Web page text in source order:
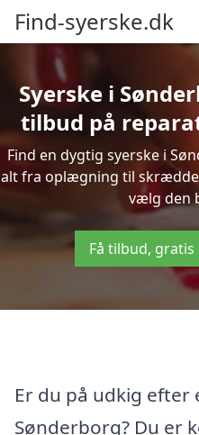
Find-syerske.dk
Syerske i
tilbud på
Find en dygtig syerske i
alt fra oplægning til
vælg den
Få tilbud,
Er du på udkig efter
Sønderborg? Du er